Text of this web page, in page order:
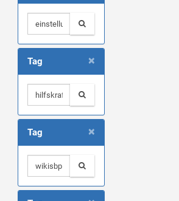
×
Tag
×
Tag